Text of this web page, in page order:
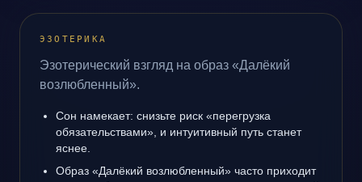
ЭЗОТЕРИКА
Эзотерический взгляд на образ «Далёкий
возлюбленный».
Сон намекает: снизьте риск «перегрузка
обязательствами», и интуитивный путь станет
яснее.
Образ «Далёкий возлюбленный» часто приходит